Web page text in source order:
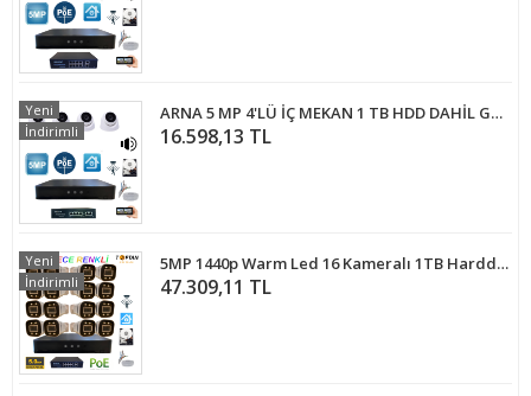
ARNA 5 MP 4'LÜ İÇ MEKAN 1 TB HDD DAHİL GÜVENLİK KAMERASI SETİ - ST5411
16.598,13 TL
Yeni
İndirimli
5MP 1440p Warm Led 16 Kameralı 1TB Harddisk Dahil IP Poe Güvenlik Kamerası Seti - ST-5161TBW
47.309,11 TL
Yeni
İndirimli